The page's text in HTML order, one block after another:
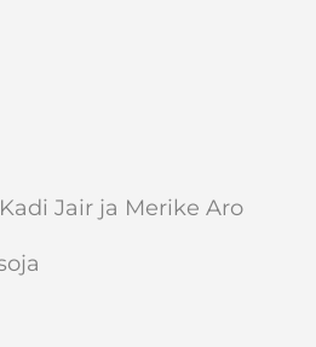
Kadi Jair ja Merike Aro